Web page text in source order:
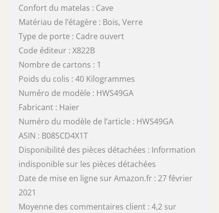
Confort du matelas : Cave
Matériau de l’étagère : Bois, Verre
Type de porte : Cadre ouvert
Code éditeur : X822B
Nombre de cartons : 1
Poids du colis : 40 Kilogrammes
Numéro de modèle : HWS49GA
Fabricant : Haier
Numéro du modèle de l’article : HWS49GA
ASIN : B08SCD4X1T
Disponibilité des pièces détachées : Information
indisponible sur les pièces détachées
Date de mise en ligne sur Amazon.fr : 27 février
2021
Moyenne des commentaires client : 4,2 sur